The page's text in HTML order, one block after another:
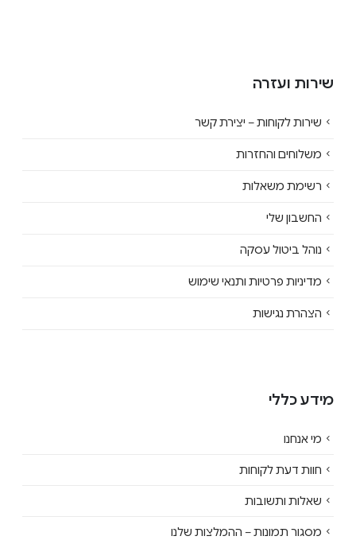
שירות ועזרה
שירות לקוחות – יצירת קשר
משלוחים והחזרות
רשימת משאלות
החשבון שלי
נוהל ביטול עסקה
מדיניות פרטיות ותנאי שימוש
הצהרת נגישות
מידע כללי
מי אנחנו
חוות דעת לקוחות
שאלות ותשובות
מסגור תמונות – ההמלצות שלנו